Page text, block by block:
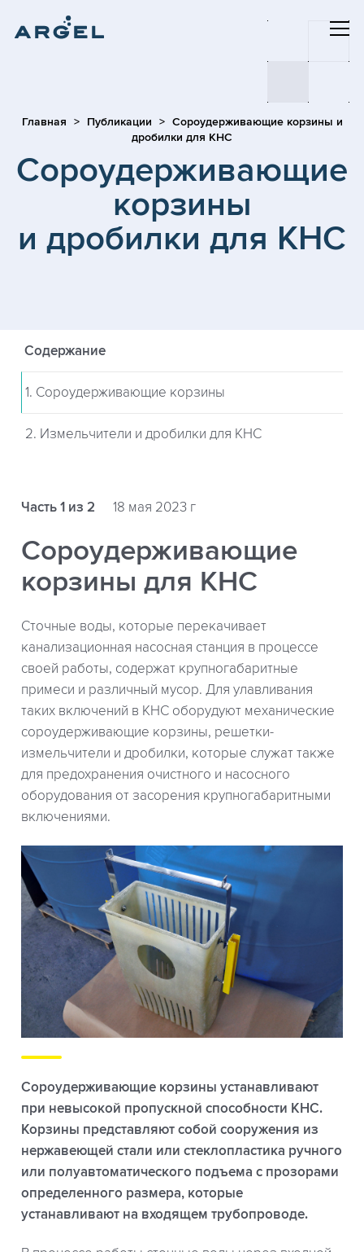
Главная Публикации
Сороудерживающие корзины и
дробилки для КНС
Сороудерживающие
корзины
и дробилки для КНС
Содержание
1. Сороудерживающие корзины
2. Измельчители и дробилки для КНС
Часть 1 из 2 18 мая 2023 г
Сороудерживающие
корзины для КНС
Сточные воды, которые перекачивает
канализационная насосная станция в процессе
своей работы, содержат крупногабаритные
примеси и различный мусор. Для улавливания
таких включений в КНС оборудуют механические
сороудерживающие корзины, решетки-
измельчители и дробилки, которые служат также
для предохранения очистного и насосного
оборудования от засорения крупногабаритными
включениями.
Сороудерживающие корзины устанавливают
при невысокой пропускной способности КНС.
Корзины представляют собой сооружения из
нержавеющей стали или стеклопластика ручного
или полуавтоматического подъема с прозорами
определенного размера, которые
устанавливают на входящем трубопроводе.